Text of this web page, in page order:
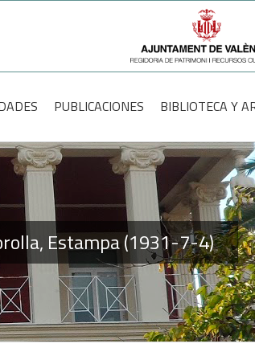
PUBLICACIONES BIBLIOTECA Y
Estampa (1931-7-4)